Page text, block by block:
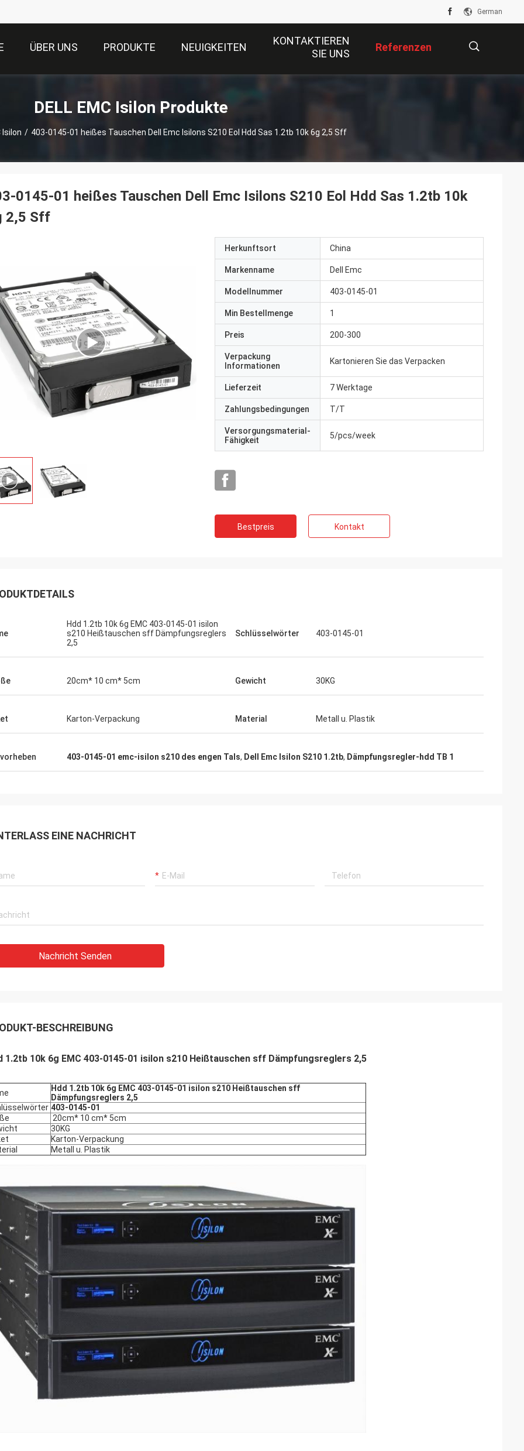
German
ÜBER UNS PRODUKTE NEUIGKEITEN
KONTAKTIEREN
SIE UNS
Referenzen
DELL EMC Isilon Produkte
Isilon / 403-0145-01 heißes Tauschen Dell Emc Isilons S210 Eol Hdd Sas 1.2tb 10k 6g 2,5 Sff
0145-01 heißes Tauschen Dell Emc Isilons S210 Eol Hdd Sas 1.2tb 10k
2,5 Sff
Herkunftsort China
Markenname Dell Emc
Modellnummer 403-0145-01
Min Bestellmenge 1
Preis 200-300
Verpackung
Informationen
Kartonieren Sie das Verpacken
Lieferzeit 7 Werktage
Zahlungsbedingungen T/T
Versorgungsmaterial-
Fähigkeit
5/pcs/week
Bestpreis Kontakt
Hdd 1.2tb 10k 6g EMC 403-0145-01 isilon
s210 Heißtauschen sff Dämpfungsreglers
2,5
Schlüsselwörter 403-0145-01
20cm* 10 cm* 5cm Gewicht 30KG
Karton-Verpackung Material Metall u. Plastik
403-0145-01 emc-isilon s210 des engen Tals, Dell Emc Isilon S210 1.2tb, Dämpfungsregler-hdd TB 1
EINE NACHRICHT
Nachricht Senden
BESCHREIBUNG
1.2tb 10k 6g EMC 403-0145-01 isilon s210 Heißtauschen sff Dämpfungsreglers 2,5
Hdd 1.2tb 10k 6g EMC 403-0145-01 isilon s210 Heißtauschen sff
Dämpfungsreglers 2,5
403-0145-01
20cm* 10 cm* 5cm
30KG
Karton-Verpackung
Metall u. Plastik